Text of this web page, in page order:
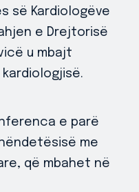
së Kardiologëve
e Drejtorisë
u mbajt
e parë
me
që mbahet në